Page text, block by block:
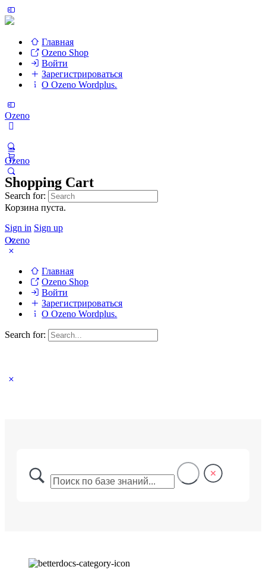
Главная
Ozeno Shop
Войти
Зарегистрироваться
О Ozeno Wordplus.
Ozeno
Shopping Cart
Корзина пуста.
Sign in Sign up
Ozeno
Search for:
Ozeno
Главная
Ozeno Shop
Войти
Зарегистрироваться
О Ozeno Wordplus.
Search for: